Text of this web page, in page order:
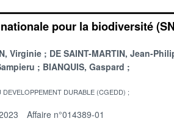
pour la biodiversité
Virginie
DE SAINT-MARTIN, Jean-
BIANQUIS, Gaspard
DURABLE (CGEDD)
Affaire n°014389-01